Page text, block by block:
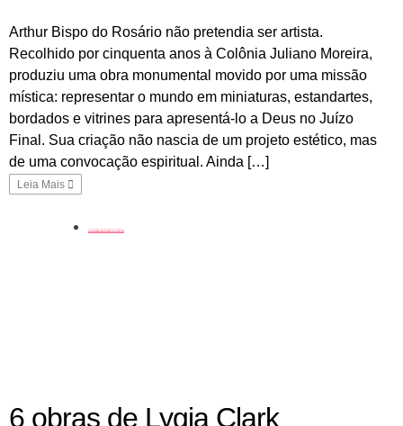
Arthur Bispo do Rosário não pretendia ser artista.
Recolhido por cinquenta anos à Colônia Juliano Moreira,
produziu uma obra monumental movido por uma missão
mística: representar o mundo em miniaturas, estandartes,
bordados e vitrines para apresentá-lo a Deus no Juízo
Final. Sua criação não nascia de um projeto estético, mas
de uma convocação espiritual. Ainda […]
Leia Mais
artistas
6 obras de Lygia Clark